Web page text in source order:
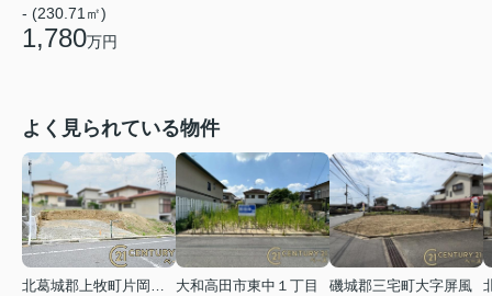
- (230.71㎡)
1,780万円
よく見られている物件
大和高田市東中１丁目
磯城郡三宅町大字屏風